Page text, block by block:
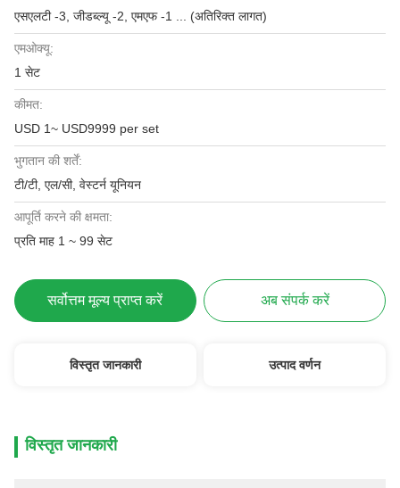
एसएलटी -3, जीडब्ल्यू -2, एमएफ -1 ... (अतिरिक्त लागत)
एमओक्यू:
1 सेट
कीमत:
USD 1~ USD9999 per set
भुगतान की शर्तें:
टी/टी, एल/सी, वेस्टर्न यूनियन
आपूर्ति करने की क्षमता:
प्रति माह 1 ~ 99 सेट
सर्वोत्तम मूल्य प्राप्त करें अब संपर्क करें
विस्तृत जानकारी उत्पाद वर्णन
विस्तृत जानकारी